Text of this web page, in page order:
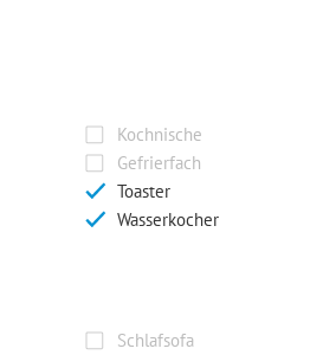
Kochnische
Gefrierfach
Toaster
Wasserkocher
Schlafsofa